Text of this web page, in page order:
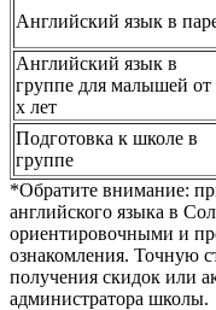
Английский язык в
Английский язык в
группе для малышей от
х лет
Подготовка к школе в
группе
*Обратите внимание:
английского языка в
ориентировочными и
ознакомления. Точную
получения скидок или
администратора школы.